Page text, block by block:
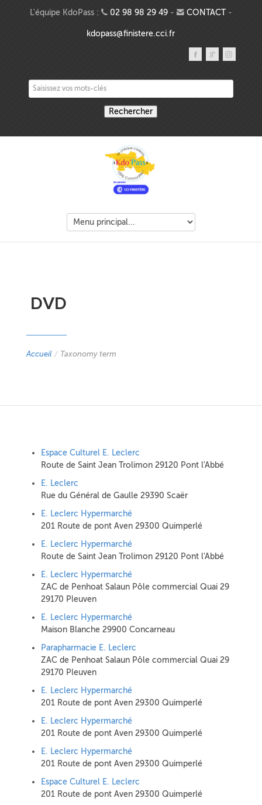
Aller au contenu principal
L'équipe KdoPass : 02 98 98 29 49- CONTACT-
kdopass@finistere.cci.fr
Saisissez vos mots-clés
DVD
Accueil / Taxonomy term
Espace Culturel E. Leclerc
Route de Saint Jean Trolimon 29120 Pont l'Abbé
E. Leclerc
Rue du Général de Gaulle 29390 Scaër
E. Leclerc Hypermarché
201 Route de pont Aven 29300 Quimperlé
E. Leclerc Hypermarché
Route de Saint Jean Trolimon 29120 Pont l'Abbé
E. Leclerc Hypermarché
ZAC de Penhoat Salaun Pôle commercial Quai 29
29170 Pleuven
E. Leclerc Hypermarché
Maison Blanche 29900 Concarneau
Parapharmacie E. Leclerc
ZAC de Penhoat Salaun Pôle commercial Quai 29
29170 Pleuven
E. Leclerc Hypermarché
201 Route de pont Aven 29300 Quimperlé
E. Leclerc Hypermarché
201 Route de pont Aven 29300 Quimperlé
E. Leclerc Hypermarché
201 Route de pont Aven 29300 Quimperlé
Espace Culturel E. Leclerc
201 Route de pont Aven 29300 Quimperlé